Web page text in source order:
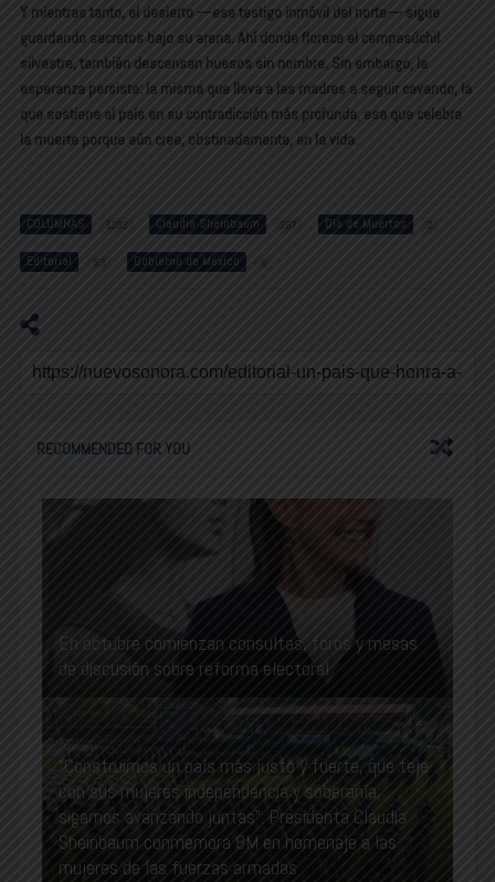
Y mientras tanto, el desierto —ese testigo inmóvil del norte— sigue
guardando secretos bajo su arena. Ahí donde florece el cempasúchil
silvestre, también descansan huesos sin nombre. Sin embargo, la
esperanza persiste: la misma que lleva a las madres a seguir cavando, la
que sostiene al país en su contradicción más profunda, esa que celebra
la muerte porque aún cree, obstinadamente, en la vida.
COLUMNAS 1293 Claudia Sheinbaum 267 Día de Muertos 2
Editorial 53 Gobierno de México 6
RECOMMENDED FOR YOU
En octubre comienzan consultas, foros y mesas
de discusión sobre reforma electoral
“Construimos un país más justo y fuerte, que teje
con sus mujeres independencia y soberanía;
sigamos avanzando juntas”: Presidenta Claudia
Sheinbaum conmemora 8M en homenaje a las
mujeres de las fuerzas armadas